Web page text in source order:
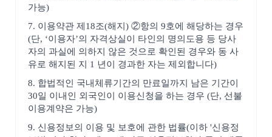
가능)
7. 이용약관 제18조(해지) ②항의 9호에 해당하는 경우
(단, ‘이용자’의 자격상실이 타인의 명의도용 등 당사
자의 과실에 의하지 않은 것으로 확인된 경우와 동 사
유로 해지된 지 1 년이 경과한 자는 제외합니다)
8. 합법적인 국내체류기간의 만료일까지 남은 기간이
30일 이내인 외국인이 이용신청을 하는 경우 (단, 선불
이용계약은 가능)
9. 신용정보의 이용 및 보호에 관한 법률(이하 '신용정